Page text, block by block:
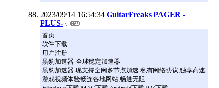
2023/09/14 16:54:34 GuitarFreaks PAGER -
PLUS-
首页
软件下载
用户注册
黑豹加速器-全球稳定加速器
黑豹加速器 现支持全网多节点加速 私有网络协议,独享高速
游戏视频体验畅连各地网站,畅通无阻.